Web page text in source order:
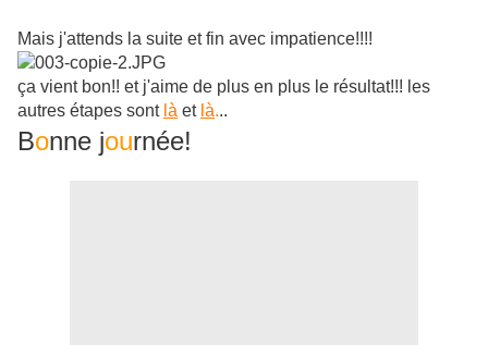
Mais j'attends la suite et fin avec impatience!!!!
ça vient bon!! et j'aime de plus en plus le résultat!!! les
autres étapes sont là et là...
Bonne journée!